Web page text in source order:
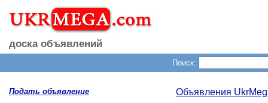
доска объявлений
Поиск:
Подать объявление
Объявления